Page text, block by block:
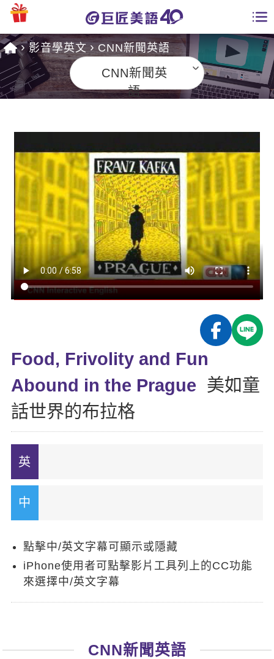
課程總覽
英文會話
商用英文
英文檢定
TOEIC 多益課程
IELTS 雅思課程
能力養成
自然發音
開口溜英文
旅遊英文
基礎字彙
情境閱讀
新聞英文
特色課程
英語俱樂部
ECAM
Let's Talk
日語
韓語
西班牙語
更多
一對一家教
企業訓練
全國分校
免費資源
英文部落格
多益秒學堂
影音學英文
師資團隊
學習分享
學員故事
活動花絮
校園贊助
學員專區
Recruiting
影音學英文 CNN新聞英語
CNN新聞英
語
Food, Frivolity and Fun
Abound in the Prague 美如童
話世界的布拉格
點擊中/英文字幕可顯示或隱藏
iPhone使用者可點擊影片工具列上的CC功能
來選擇中/英文字幕
CNN新聞英語